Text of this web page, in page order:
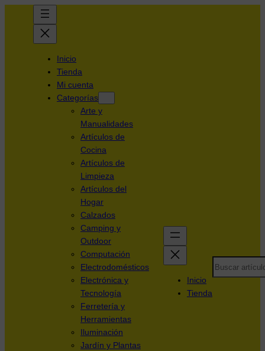
Inicio
Tienda
Mi cuenta
Categorías
Arte y
Manualidades
Artículos de
Cocina
Artículos de
Limpieza
Artículos del
Hogar
Calzados
Camping y
Outdoor
Computación
Electrodomésticos
Electrónica y
Tecnología
Ferretería y
Herramientas
Iluminación
Jardín y Plantas
Inicio
Tienda
Search